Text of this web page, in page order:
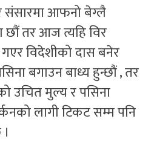
संसारमा आफनो बेग्लै
छौं तर आज त्यहि विर
विदेशीको दास बनेर
बगाउन बाध्य हुन्छौं , तर
उचित मुल्य र पसिना
लागी टिकट सम्म पनि